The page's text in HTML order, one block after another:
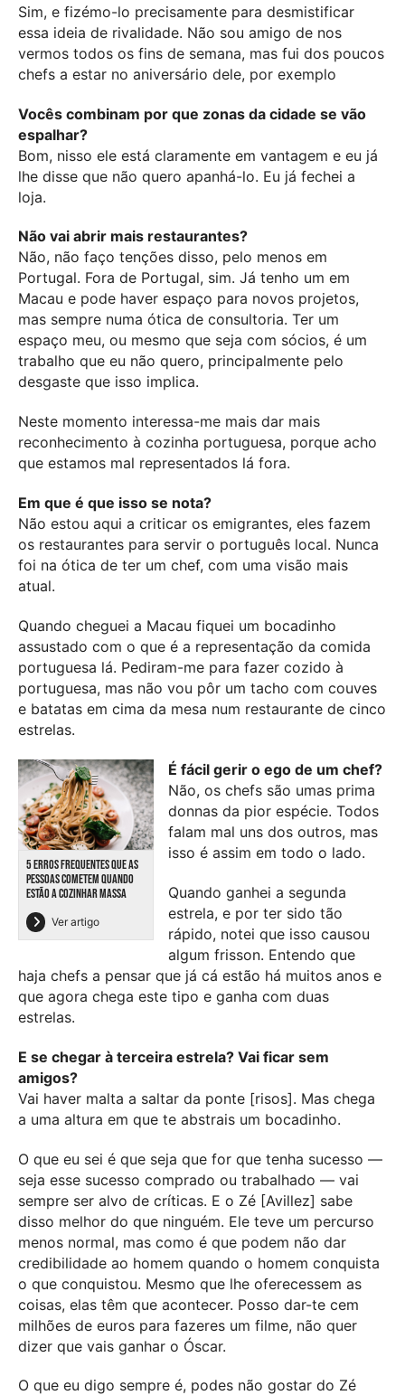
Sim, e fizémo-lo precisamente para desmistificar
essa ideia de rivalidade. Não sou amigo de nos
vermos todos os fins de semana, mas fui dos poucos
chefs a estar no aniversário dele, por exemplo
Vocês combinam por que zonas da cidade se vão
espalhar?
Bom, nisso ele está claramente em vantagem e eu já
lhe disse que não quero apanhá-lo. Eu já fechei a
loja.
Não vai abrir mais restaurantes?
Não, não faço tenções disso, pelo menos em
Portugal. Fora de Portugal, sim. Já tenho um em
Macau e pode haver espaço para novos projetos,
mas sempre numa ótica de consultoria. Ter um
espaço meu, ou mesmo que seja com sócios, é um
trabalho que eu não quero, principalmente pelo
desgaste que isso implica.
Neste momento interessa-me mais dar mais
reconhecimento à cozinha portuguesa, porque acho
que estamos mal representados lá fora.
Em que é que isso se nota?
Não estou aqui a criticar os emigrantes, eles fazem
os restaurantes para servir o português local. Nunca
foi na ótica de ter um chef, com uma visão mais
atual.
Quando cheguei a Macau fiquei um bocadinho
assustado com o que é a representação da comida
portuguesa lá. Pediram-me para fazer cozido à
portuguesa, mas não vou pôr um tacho com couves
e batatas em cima da mesa num restaurante de cinco
estrelas.
5 ERROS FREQUENTES QUE AS
PESSOAS COMETEM QUANDO
ESTÃO A COZINHAR MASSA
Ver artigo
É fácil gerir o ego de um chef?
Não, os chefs são umas prima
donnas da pior espécie. Todos
falam mal uns dos outros, mas
isso é assim em todo o lado.
Quando ganhei a segunda
estrela, e por ter sido tão
rápido, notei que isso causou
algum frisson. Entendo que
haja chefs a pensar que já cá estão há muitos anos e
que agora chega este tipo e ganha com duas
estrelas.
E se chegar à terceira estrela? Vai ficar sem
amigos?
Vai haver malta a saltar da ponte [risos]. Mas chega
a uma altura em que te abstrais um bocadinho.
O que eu sei é que seja que for que tenha sucesso —
seja esse sucesso comprado ou trabalhado — vai
sempre ser alvo de críticas. E o Zé [Avillez] sabe
disso melhor do que ninguém. Ele teve um percurso
menos normal, mas como é que podem não dar
credibilidade ao homem quando o homem conquista
o que conquistou. Mesmo que lhe oferecessem as
coisas, elas têm que acontecer. Posso dar-te cem
milhões de euros para fazeres um filme, não quer
dizer que vais ganhar o Óscar.
O que eu digo sempre é, podes não gostar do Zé